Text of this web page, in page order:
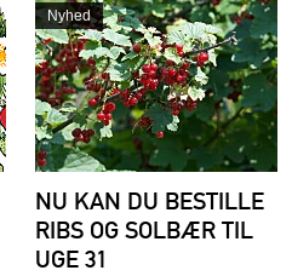
Nyhed
NU KAN DU BESTILLE
RIBS OG SOLBÆR TIL
UGE 31